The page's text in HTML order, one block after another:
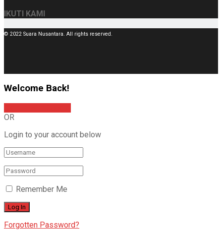
IKUTI KAMI
© 2022 Suara Nusantara. All rights reserved.
Welcome Back!
OR
Login to your account below
Remember Me
Forgotten Password?